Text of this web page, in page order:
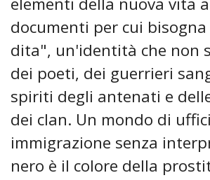
documenti per cui
dita", un'identità che non
dei poeti, dei guerrieri
spiriti degli antenati e
dei clan. Un mondo di uffici
immigrazione senza
nero è il colore della